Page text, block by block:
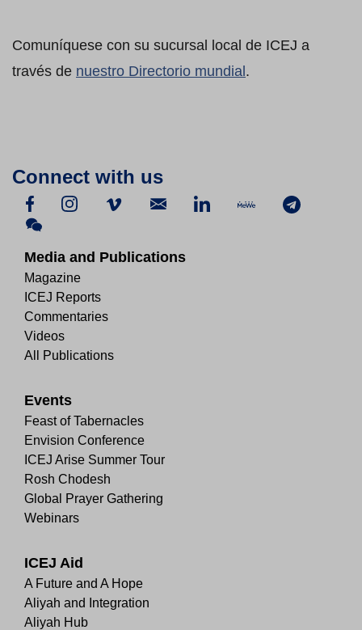
Comuníquese con su sucursal local de ICEJ a
través de nuestro Directorio mundial .
Connect with us
Media and Publications
Magazine
ICEJ Reports
Commentaries
Videos
All Publications
Events
Feast of Tabernacles
Envision Conference
ICEJ Arise Summer Tour
Rosh Chodesh
Global Prayer Gathering
Webinars
ICEJ Aid
A Future and A Hope
Aliyah and Integration
Aliyah Hub